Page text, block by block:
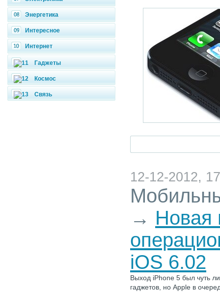
Энергетика
Интересное
Интернет
Гаджеты
Космос
Связь
12-12-2012,
→ Новая
iOS 6.02
Выход iPhone 5 был чуть
гаджетов, но Apple в